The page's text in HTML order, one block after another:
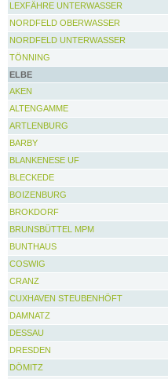
LEXFÄHRE UNTERWASSER
NORDFELD OBERWASSER
NORDFELD UNTERWASSER
TÖNNING
ELBE
AKEN
ALTENGAMME
ARTLENBURG
BARBY
BLANKENESE UF
BLECKEDE
BOIZENBURG
BROKDORF
BRUNSBÜTTEL MPM
BUNTHAUS
COSWIG
CRANZ
CUXHAVEN STEUBENHÖFT
DAMNATZ
DESSAU
DRESDEN
DÖMITZ